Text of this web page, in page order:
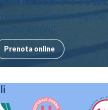
Prenota online in
Prenota online